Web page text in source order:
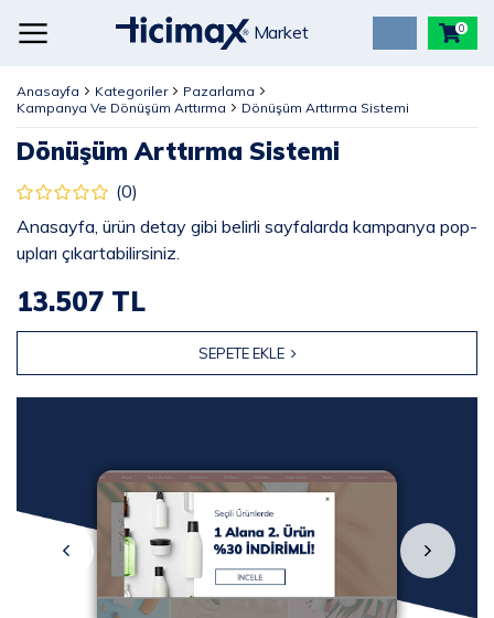
Market 0
Anasayfa Kategoriler
Pazarlama
Kampanya Ve Dönüşüm Arttırma
Dönüşüm Arttırma Sistemi
Dönüşüm Arttırma Sistemi
(0)
Anasayfa, ürün detay gibi belirli sayfalarda kampanya pop-
upları çıkartabilirsiniz.
13.507 TL
SEPETE EKLE